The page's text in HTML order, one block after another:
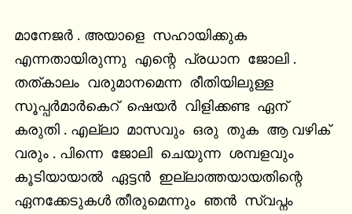
മാനേജർ . അയാളെ  സഹായിക്കുക
എന്നതായിരുന്നു  എന്റെ  പ്രധാന  ജോലി .
തത്കാലം  വരുമാനമെന്ന  രീതിയിലുള്ള
സൂപ്പർമാർകെറ്  ഷെയർ  വിളിക്കണ്ട  ഏന്
കരുതി . എല്ലാ  മാസവും  ഒരു  തുക  ആ വഴിക്
വരും . പിന്നെ  ജോലി  ചെയുന്ന  ശമ്പളവും
കൂടിയായാൽ  ഏട്ടൻ  ഇല്ലാത്തയായതിന്റെ
ഏനക്കേടുകൾ തീരുമെന്നും  ഞൻ  സ്വപ്നം